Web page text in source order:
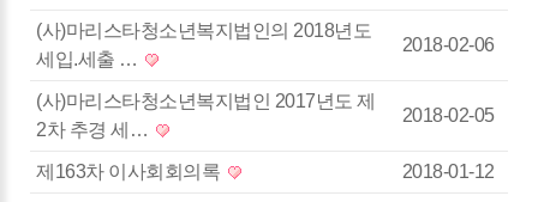
(사)마리스타청소년복지법인의 2018년도
세입.세출 …
2018-02-06
(사)마리스타청소년복지법인 2017년도 제
2차 추경 세…
2018-02-05
제163차 이사회회의록 2018-01-12